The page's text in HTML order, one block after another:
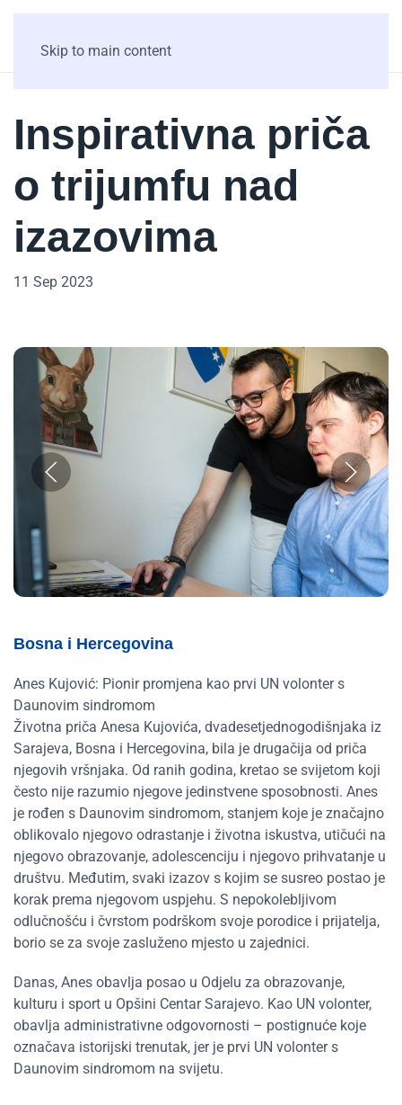
Skip to main content
Inspirativna priča
o trijumfu nad
izazovima
11 Sep 2023
Bosna i Hercegovina
Anes Kujović: Pionir promjena kao prvi UN volonter s
Daunovim sindromom
Životna priča Anesa Kujovića, dvadesetjednogodišnjaka iz
Sarajeva, Bosna i Hercegovina, bila je drugačija od priča
njegovih vršnjaka. Od ranih godina, kretao se svijetom koji
često nije razumio njegove jedinstvene sposobnosti. Anes
je rođen s Daunovim sindromom, stanjem koje je značajno
oblikovalo njegovo odrastanje i životna iskustva, utičući na
njegovo obrazovanje, adolescenciju i njegovo prihvatanje u
društvu. Međutim, svaki izazov s kojim se susreo postao je
korak prema njegovom uspjehu. S nepokolebljivom
odlučnošću i čvrstom podrškom svoje porodice i prijatelja,
borio se za svoje zasluženo mjesto u zajednici.
Danas, Anes obavlja posao u Odjelu za obrazovanje,
kulturu i sport u Opšini Centar Sarajevo. Kao UN volonter,
obavlja administrativne odgovornosti – postignuće koje
označava istorijski trenutak, jer je prvi UN volonter s
Daunovim sindromom na svijetu.